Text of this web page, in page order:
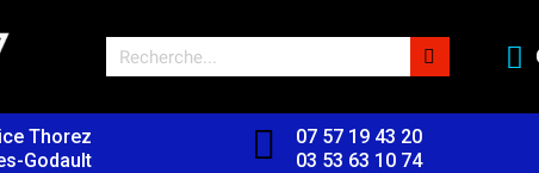
Thorez
Godault
07 57 19 43 20
03 53 63 10 74